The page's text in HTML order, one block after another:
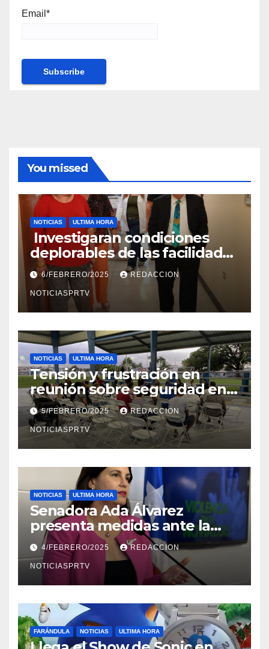
Email*
You missed
NOTICIAS ULTIMA HORA
Investigaran condiciones
deplorables de las facilidades
el Departamento de la Salud
en Mayagüez
6/FEBRERO/2025 REDACCION
NOTICIASPRTV
NOTICIAS ULTIMA HORA
Tensión y frustración en
reunión sobre seguridad en
Reparto Metropolitano
5/FEBRERO/2025 REDACCION
NOTICIASPRTV
NOTICIAS ULTIMA HORA
Senadora Ada Álvarez
presenta medidas ante la
violencia en el noviazgo
4/FEBRERO/2025 REDACCION
NOTICIASPRTV
FARÁNDULA NOTICIAS ULTIMA HORA